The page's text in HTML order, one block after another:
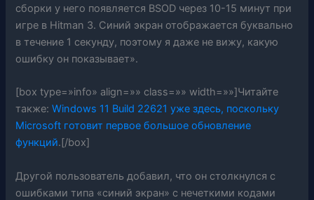
сборки у него появляется BSOD через 10-15 минут при
игре в Hitman 3. Синий экран отображается буквально
в течение 1 секунду, поэтому я даже не вижу, какую
ошибку он показывает».
[box type=»info» align=»» class=»» width=»»]Читайте
также:Windows 11 Build 22621 уже здесь, поскольку
Microsoft готовит первое большое обновление
функций.[/box]
Другой пользователь добавил, что он столкнулся с
ошибками типа «синий экран» с нечеткими кодами